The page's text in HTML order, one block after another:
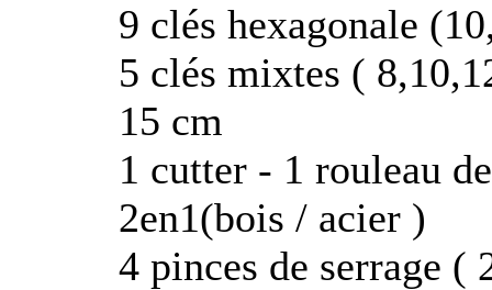
9 clés hexagonale
5 clés mixtes (
15 cm
1 cutter - 1 rouleau
2en1(bois / acier )
4 pinces de serrage (